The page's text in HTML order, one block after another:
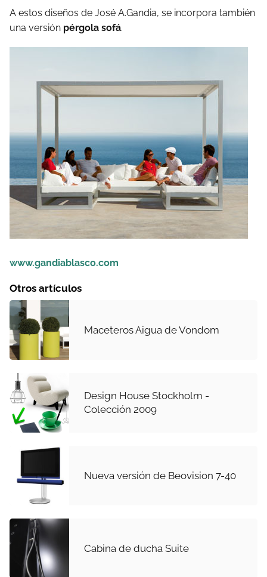
A estos diseños de José A.Gandia, se incorpora también
una versión pérgola sofá.
www.gandiablasco.com
Otros artículos
Maceteros Aigua de Vondom
Design House Stockholm -
Colección 2009
Nueva versión de Beovision 7-40
Cabina de ducha Suite